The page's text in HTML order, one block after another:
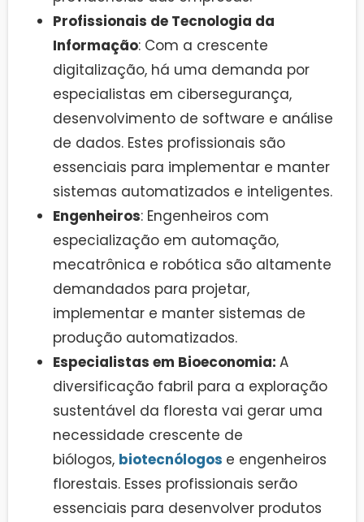
Profissionais de Tecnologia da
Informação: Com a crescente
digitalização, há uma demanda por
especialistas em cibersegurança,
desenvolvimento de software e análise
de dados. Estes profissionais são
essenciais para implementar e manter
sistemas automatizados e inteligentes.
Engenheiros: Engenheiros com
especialização em automação,
mecatrônica e robótica são altamente
demandados para projetar,
implementar e manter sistemas de
produção automatizados.
Especialistas em Bioeconomia: A
diversificação fabril para a exploração
sustentável da floresta vai gerar uma
necessidade crescente de
biólogos, biotecnólogos e engenheiros
florestais. Esses profissionais serão
essenciais para desenvolver produtos